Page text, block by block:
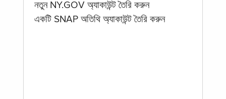
নতুন NY.GOV অ্যাকাউন্ট তৈরি করুন
একটি SNAP অতিথি অ্যাকাউন্ট তৈরি করুন